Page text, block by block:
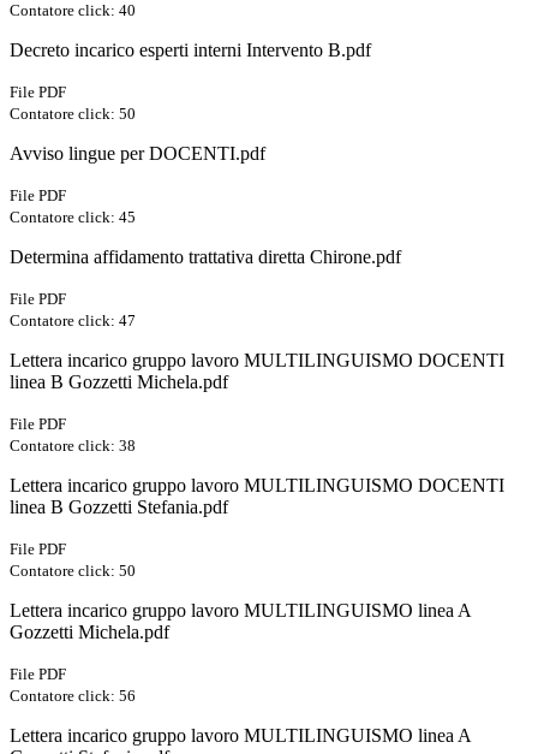
Contatore click: 40
Decreto incarico esperti interni Intervento B.pdf
File PDF
Contatore click: 50
Avviso lingue per DOCENTI.pdf
File PDF
Contatore click: 45
Determina affidamento trattativa diretta Chirone.pdf
File PDF
Contatore click: 47
Lettera incarico gruppo lavoro MULTILINGUISMO DOCENTI
linea B Gozzetti Michela.pdf
File PDF
Contatore click: 38
Lettera incarico gruppo lavoro MULTILINGUISMO DOCENTI
linea B Gozzetti Stefania.pdf
File PDF
Contatore click: 50
Lettera incarico gruppo lavoro MULTILINGUISMO linea A
Gozzetti Michela.pdf
File PDF
Contatore click: 56
Lettera incarico gruppo lavoro MULTILINGUISMO linea A